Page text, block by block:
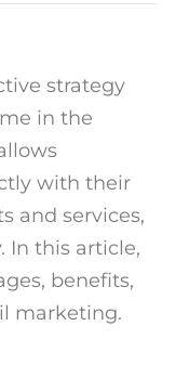
strategy
in the
with their
and services,
In this article,
benefits,
marketing.